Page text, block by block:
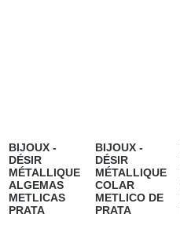
BIJOUX -
DÉSIR
MÉTALLIQUE
ALGEMAS
METLICAS
PRATA
BIJOUX -
DÉSIR
MÉTALLIQUE
COLAR
METLICO DE
PRATA